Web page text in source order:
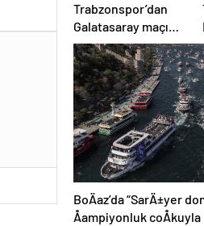
Trabzonspor’dan
Galatasaray maçı
öncesi Cihan Aydın
tepkisi!
BoÄaz’da “SarÄ±yer
Åampiyonluk